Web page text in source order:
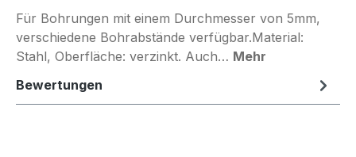
Für Bohrungen mit einem Durchmesser von 5mm,
verschiedene Bohrabstände verfügbar.Material:
Stahl, Oberfläche: verzinkt. Auch… Mehr
Bewertungen